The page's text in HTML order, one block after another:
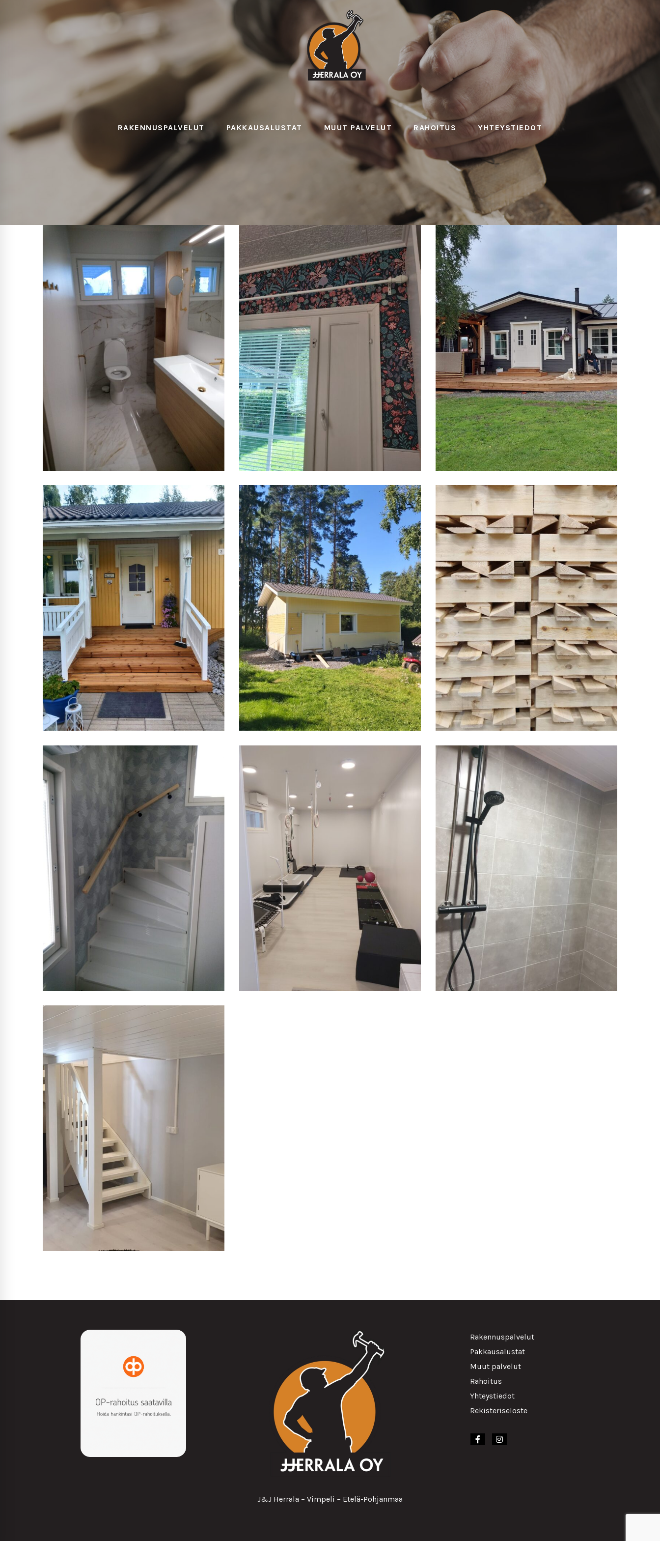
RAKENNUSPALVELUT PAKKAUSALUSTAT MUUT PALVELUT RAHOITUS YHTEYSTIEDOT
J&J Herrala – Vimpeli – Etelä-Pohjanmaa
Rakennuspalvelut
Pakkausalustat
Muut palvelut
Rahoitus
Yhteystiedot
Rekisteriseloste